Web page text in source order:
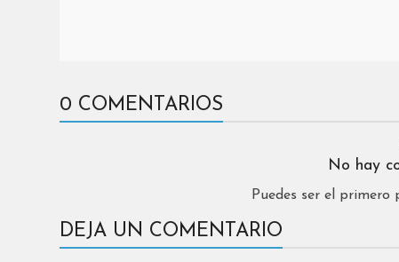
0 COMENTARIOS
No hay
Puedes ser el primero
DEJA UN COMENTARIO